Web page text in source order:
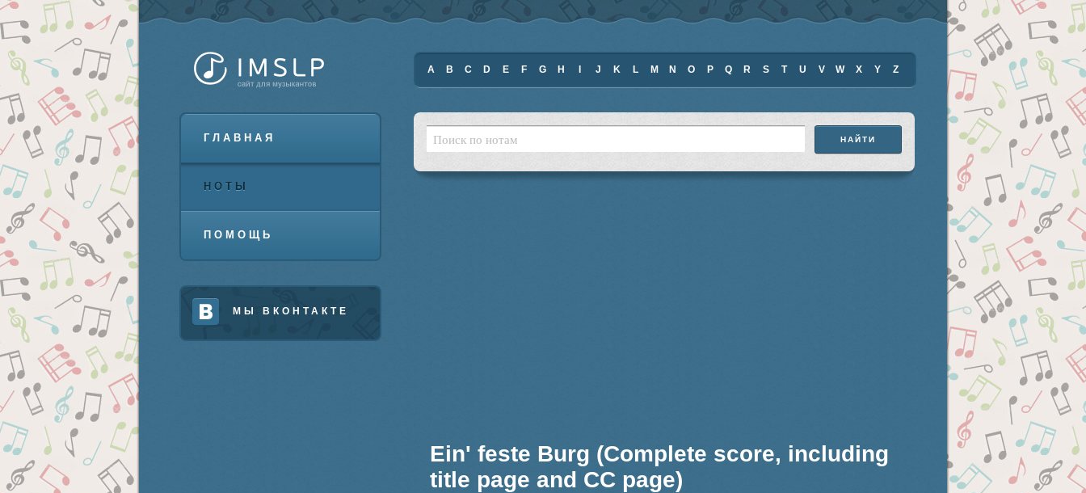
ГЛАВНАЯ
НОТЫ
ПОМОЩЬ
МЫ ВКОНТАКТЕ
A B C D E F G H J K L M N O P Q R S T U V W X Y Z
Ein' feste Burg (Complete score, including
title page and CC page)